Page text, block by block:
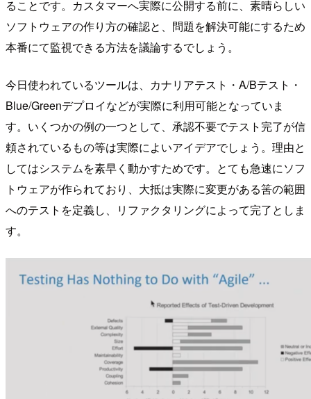
ることです。カスタマーへ実際に公開する前に、素晴らしい
ソフトウェアの作り方の確認と、問題を解決可能にするため
本番にて監視できる方法を議論するでしょう。
今日使われているツールは、カナリアテスト・A/Bテスト・
Blue/Greenデプロイなどが実際に利用可能となっていま
す。いくつかの例の一つとして、承認不要でテスト完了が信
頼されているもの等は実際によいアイデアでしょう。理由と
してはシステムを素早く動かすためです。とても急速にソフ
トウェアが作られており、大抵は実際に変更がある筈の範囲
へのテストを定義し、リファクタリングによって完了としま
す。